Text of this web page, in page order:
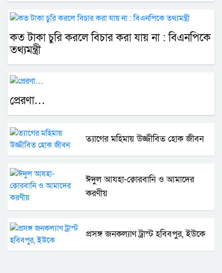
কত টাকা চুরি করলে বিচার করা যায় না : বিএনপিকে
তথ্যমন্ত্রী
প্রেরণা…
ত্যাগের মহিমায় উজ্জীবিত হোক জীবন
ঈদুল আযহা-ক্বোরবানি ও আমাদের
করণীয়
প্রসঙ্গ জনকল্যাণ ট্রাস্ট হবিবপুর, ইউকে